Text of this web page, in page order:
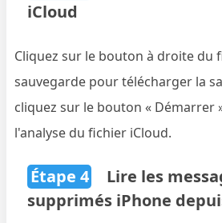
iCloud
Cliquez sur le bouton à droite du
sauvegarde pour télécharger la
cliquez sur le bouton « Démarrer
l'analyse du fichier iCloud.
Étape 4
Lire les
supprimés iPhone